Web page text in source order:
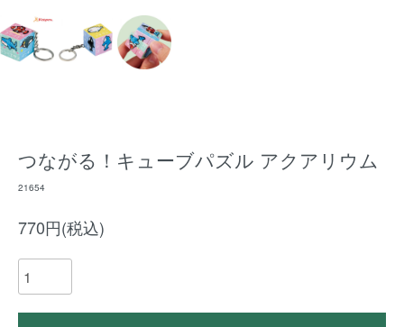
つながる！キューブパズル アクアリウム
21654
770円(税込)